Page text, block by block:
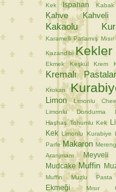
Kek
Ispahan Kabak
Kahve
Kakaolu
Karamelli Patlamış Mısır
Kazandibi Kekler
Ekmek
Keşkül Krem
Kremalı Pastalar
Krokan
Limon
Limonlu
Limonlu Dondurma
Haşhaş Tohumlu Kek
Kek Limonlu Kurabiye
Parfe Makaron Mereng
Aranjmanı
Meyveli
Mudcake Muffin
Muffin
Muzlu Pasta
Ekmeği
Mısır